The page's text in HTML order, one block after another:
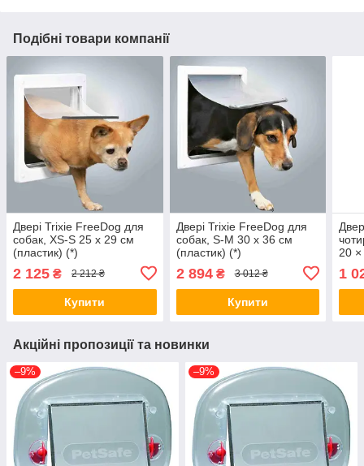
Подібні товари компанії
Двері Trixie FreeDog для
собак, XS-S 25 x 29 см
(пластик) (*)
2 125 ₴ 2 212 ₴
Купити
Двері Trixie FreeDog для
собак, S-M 30 x 36 см
(пластик) (*)
2 894₴ 3 012 ₴
Купити
20 ×
1
Акційні пропозиції та новинки
–9% –9%